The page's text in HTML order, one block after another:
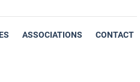
ASSOCIATIONS CONTACT